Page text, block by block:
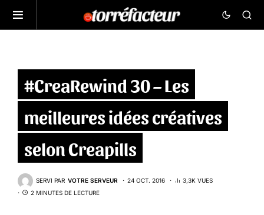
#CreaRewind 30 – Les
meilleures idées créatives
selon Creapills
SERVI PAR VOTRE SERVEUR 24 OCT. 2016
3,3K VUES
2 MINUTES DE LECTURE